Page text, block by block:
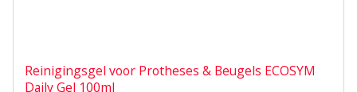
Reinigingsgel voor Protheses & Beugels ECOSYM
Daily Gel 100ml